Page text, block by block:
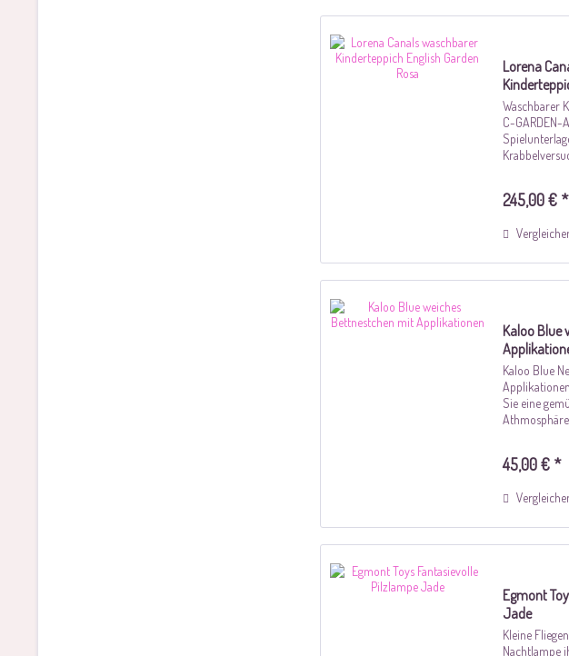
Lorena
Waschbarer
C-GARDEN-
Zimmer und
245,00 € *
Kaloo Blue
Kaloo Blue
Sie eine
45,00 € *
Egmont
Jade
Kleine
Nachtlampe